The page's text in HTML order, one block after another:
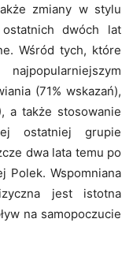
zmiany w stylu
dwóch lat
Wśród tych, które
(71% wskazań),
a także stosowanie
ostatniej grupie
dwa lata temu po
Polek. Wspomniana
jest istotna
na samopoczucie